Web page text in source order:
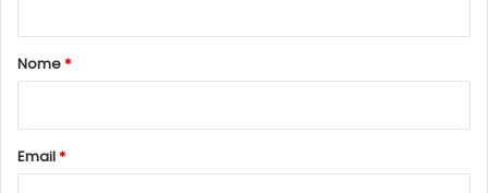
r
*
Nome*
Email*